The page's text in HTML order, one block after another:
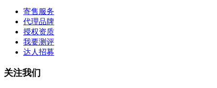
寄售服务
代理品牌
授权资质
我要测评
达人招募
关注我们